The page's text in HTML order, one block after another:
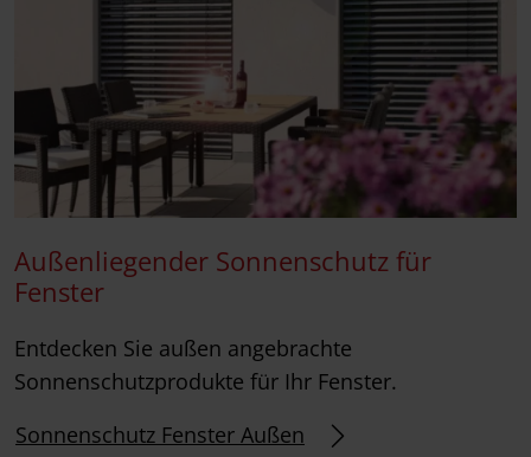
Außenliegender Sonnenschutz für
Fenster
Entdecken Sie außen angebrachte
Sonnenschutzprodukte für Ihr Fenster.
Sonnenschutz Fenster Außen